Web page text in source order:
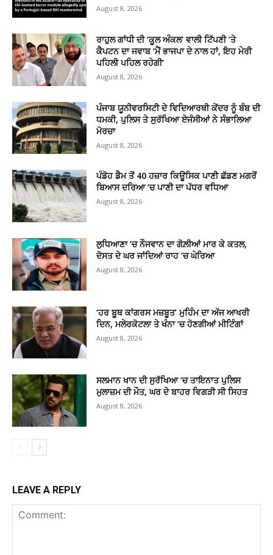
August 8, 2026
ਰਾਹੁਲ ਗਾਂਧੀ ਦੀ ‘ਕੂਲ ਅੰਕਲ’ ਵਾਲੀ ਟਿੱਪਣੀ ’ਤੇ
ਕੈਪਟਨ ਦਾ ਜਵਾਬ ‘ਮੈਂ ਭਾਜਪਾ ਦੇ ਨਾਲ ਹਾਂ, ਇਹ ਮੇਰੀ
ਪਹਿਲੀ ਪਹਿਲ ਰਹੇਗੀ’
August 8, 2026
ਪੰਜਾਬ ਯੂਨੀਵਰਸਿਟੀ ਦੇ ਵਿਦਿਆਰਥੀ ਕੇਂਦਰ ਨੂੰ ਬੰਬ ਦੀ
ਧਮਕੀ, ਪੁਲਿਸ ਤੇ ਸੁਰੱਖਿਆ ਏਜੰਸੀਆਂ ਨੇ ਸੰਭਾਲਿਆ
ਮੋਰਚਾ
August 8, 2026
ਪੰਡੋਹ ਡੈਮ ਤੋਂ 40 ਹਜ਼ਾਰ ਕਿਊਸਿਕ ਪਾਣੀ ਛੱਡਣ ਮਗਰੋਂ
ਬਿਆਸ ਦਰਿਆ ’ਚ ਪਾਣੀ ਦਾ ਪੱਧਰ ਵਧਿਆ
August 8, 2026
ਲੁਧਿਆਣਾ ’ਚ ਨੌਜਵਾਨ ਦਾ ਗੋਲ਼ੀਆਂ ਮਾਰ ਕੇ ਕਤਲ,
ਦੋਸਤ ਦੇ ਘਰ ਜਾਂਦਿਆਂ ਰਾਹ ’ਚ ਘੇਰਿਆ
August 8, 2026
‘ਹਰ ਬੂਥ ਕਾਂਗਰਸ ਮਜ਼ਬੂਤ’ ਮੁਹਿੰਮ ਦਾ ਅੱਜ ਆਖਰੀ
ਦਿਨ, ਮਲੇਰਕੋਟਲਾ ਤੇ ਖੰਨਾ ’ਚ ਹੋਣਗੀਆਂ ਮੀਟਿੰਗਾਂ
August 8, 2026
ਸਲਮਾਨ ਖਾਨ ਦੀ ਸੁਰੱਖਿਆ ’ਚ ਤਾਇਨਾਤ ਪੁਲਿਸ
ਮੁਲਾਜ਼ਮ ਦੀ ਮੌਤ, ਘਰ ਦੇ ਬਾਹਰ ਵਿਗੜੀ ਸੀ ਸਿਹਤ
August 8, 2026
LEAVE A REPLY